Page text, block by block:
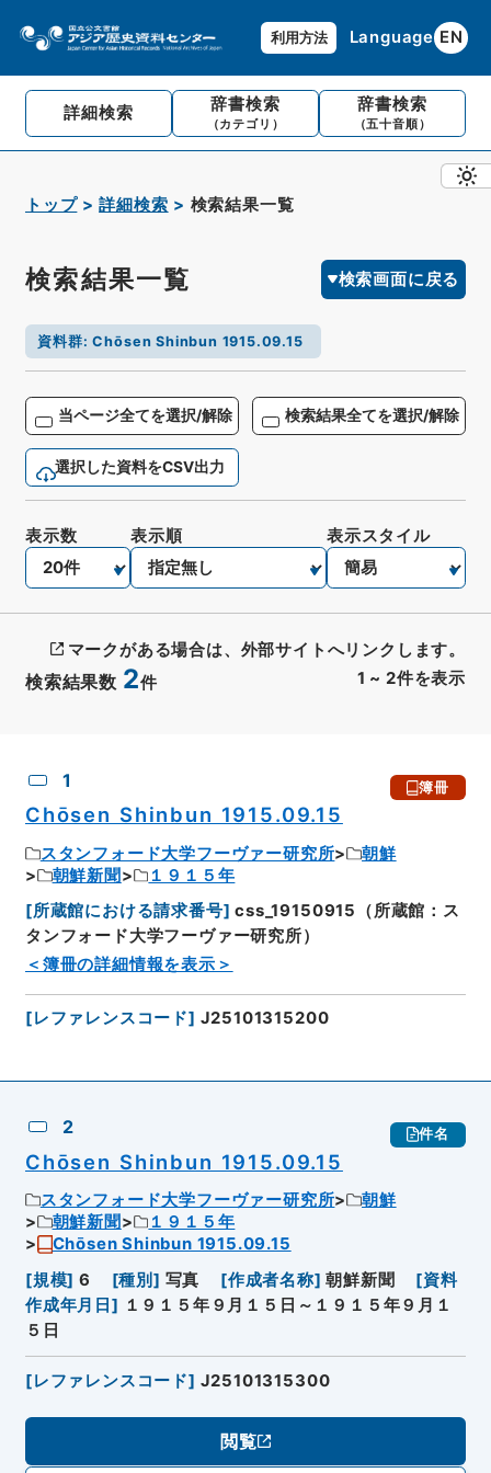
利用方法 Language EN
詳細検索 辞書検索
（カテゴリ）
辞書検索
（五十音順）
トップ 詳細検索 検索結果一覧
検索結果一覧 検索画面に戻る
資料群:Chōsen Shinbun 1915.09.15
当ページ全てを選択/解除 検索結果全てを選択/解除
選択した資料をCSV出力
検索結果数 2件 1 ~ 2件を表示
表示数 表示順 表示スタイル
マークがある場合は、外部サイトへリンクします。
1 簿冊
Chōsen Shinbun 1915.09.15
スタンフォード大学フーヴァー研究所
朝鮮
朝鮮新聞
１９１５年
[所蔵館における請求番号] css_19150915（所蔵館：ス
タンフォード大学フーヴァー研究所）
＜簿冊の詳細情報を表示＞
[レファレンスコード] J25101315200
2 件名
Chōsen Shinbun 1915.09.15
スタンフォード大学フーヴァー研究所
朝鮮
朝鮮新聞
１９１５年
Chōsen Shinbun 1915.09.15
[規模] 6 [種別 ] 写真 [作成者名称] 朝鮮新聞 [資料
作成年月日 ] １９１５年９月１５日～１９１５年９月１
５日
[レファレンスコード] J25101315300
閲覧